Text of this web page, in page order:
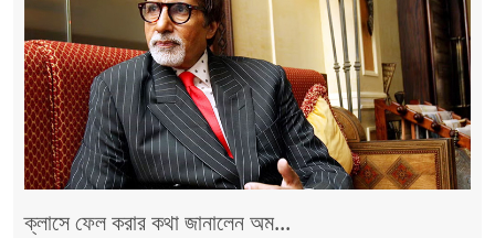
ক্লাসে ফেল করার কথা জানালেন অম...